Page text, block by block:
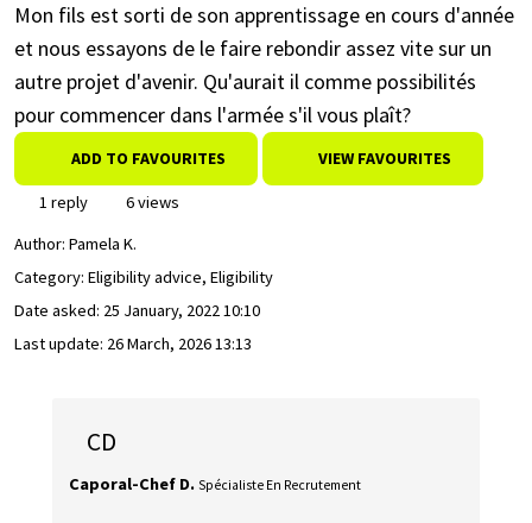
Mon fils est sorti de son apprentissage en cours d'année
et nous essayons de le faire rebondir assez vite sur un
autre projet d'avenir. Qu'aurait il comme possibilités
pour commencer dans l'armée s'il vous plaît?
ADD TO FAVOURITES VIEW FAVOURITES
1 reply
6 views
Author: Pamela K.
Category: Eligibility advice, Eligibility
Date asked: 25 January, 2022 10:10
Last update: 26 March, 2026 13:13
CD
Caporal-Chef D. Spécialiste En Recrutement